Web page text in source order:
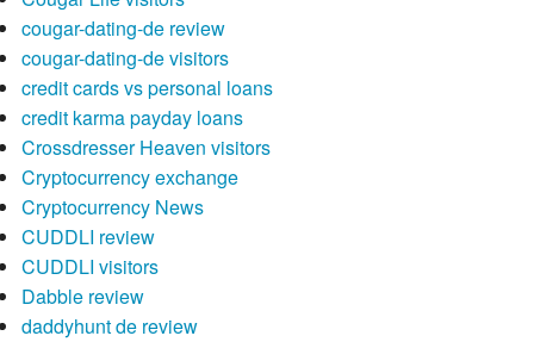
cougar-dating-de review
cougar-dating-de visitors
credit cards vs personal loans
credit karma payday loans
Crossdresser Heaven visitors
Cryptocurrency exchange
Cryptocurrency News
CUDDLI review
CUDDLI visitors
Dabble review
daddyhunt de review